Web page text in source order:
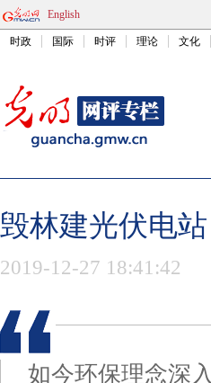
English
时政 国际 时评 理论 文化
毁林建光伏电
2019-12-27 18:41:42
如今环保理念深